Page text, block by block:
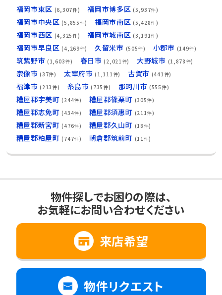
福岡市東区 (6,307件) 福岡市博多区 (5,937件)
福岡市中央区 (5,855件) 福岡市南区 (5,428件)
福岡市西区 (4,325件) 福岡市城南区 (3,191件)
福岡市早良区 (4,269件) 久留米市 (505件) 小郡市 (149件)
筑紫野市 (1,603件) 春日市 (2,021件) 大野城市 (1,878件)
宗像市 (37件) 太宰府市 (1,111件) 古賀市 (441件)
福津市 (213件) 糸島市 (735件) 那珂川市 (555件)
糟屋郡宇美町 (244件) 糟屋郡篠栗町 (305件)
糟屋郡志免町 (434件) 糟屋郡須惠町 (211件)
糟屋郡新宮町 (476件) 糟屋郡久山町 (18件)
糟屋郡粕屋町 (747件) 朝倉郡筑前町 (11件)
物件探しでお困りの際は、
お気軽にお問い合わせください
来店希望
物件リクエスト